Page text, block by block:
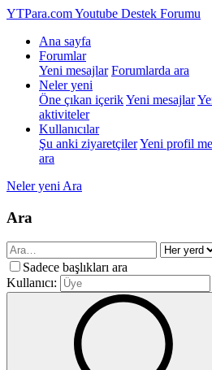
YTPara.comYoutube Destek Forumu
Ana sayfa
Forumlar
Yeni mesajlar Forumlarda ara
Neler yeni
Öne çıkan içerikYeni mesajlar
aktiviteler
Kullanıcılar
Şu anki ziyaretçilerYeni profil
ara
Neler yeni Ara
Ara
Sadece başlıkları ara
Kullanıcı: